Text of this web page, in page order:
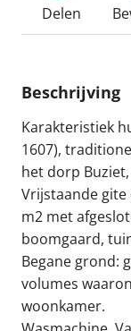
Delen
Beschrijving
Karakteristiek
1607),
het dorp
Vrijstaande
m2 met
boomgaard,
Begane grond:
volumes
woonkamer.